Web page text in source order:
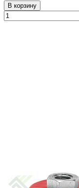
В корзину